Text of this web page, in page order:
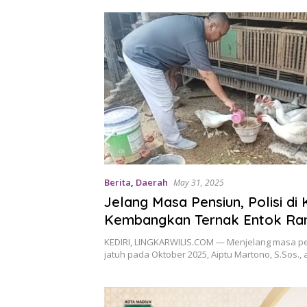
Berita, Daerah May 31, 2025
Jelang Masa Pensiun, Polisi di
Kembangkan Ternak Entok
Lingkungan di Tengah
KEDIRI, LINGKARWILIS.COM — Menjelang masa
jatuh pada Oktober 2025, Aiptu Martono, S.Sos.,